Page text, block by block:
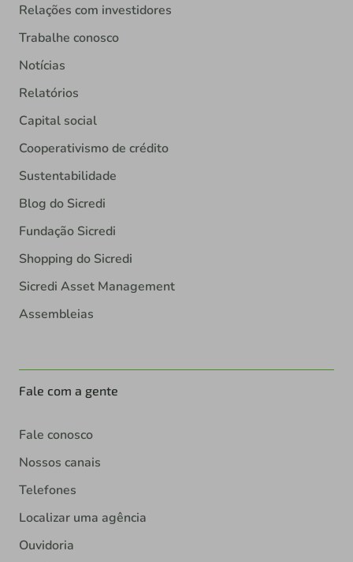
Relações com investidores
Trabalhe conosco
Notícias
Relatórios
Capital social
Cooperativismo de crédito
Sustentabilidade
Blog do Sicredi
Fundação Sicredi
Shopping do Sicredi
Sicredi Asset Management
Assembleias
Fale com a gente
Fale conosco
Nossos canais
Telefones
Localizar uma agência
Ouvidoria